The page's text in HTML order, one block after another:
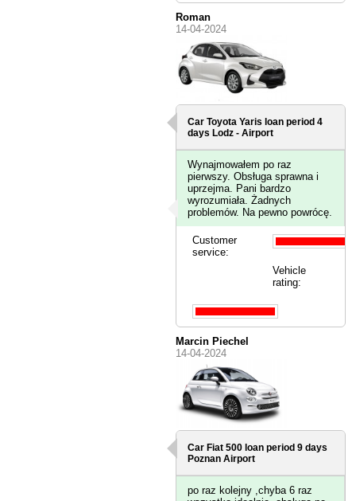
Roman
14-04-2024
Car Toyota Yaris loan period 4
days Lodz - Airport
Wynajmowałem po raz
pierwszy. Obsługa sprawna i
uprzejma. Pani bardzo
wyrozumiała. Żadnych
problemów. Na pewno powrócę.
Customer
service:
Vehicle
rating:
Marcin Piechel
14-04-2024
Car Fiat 500 loan period 9 days
Poznan Airport
po raz kolejny ,chyba 6 raz